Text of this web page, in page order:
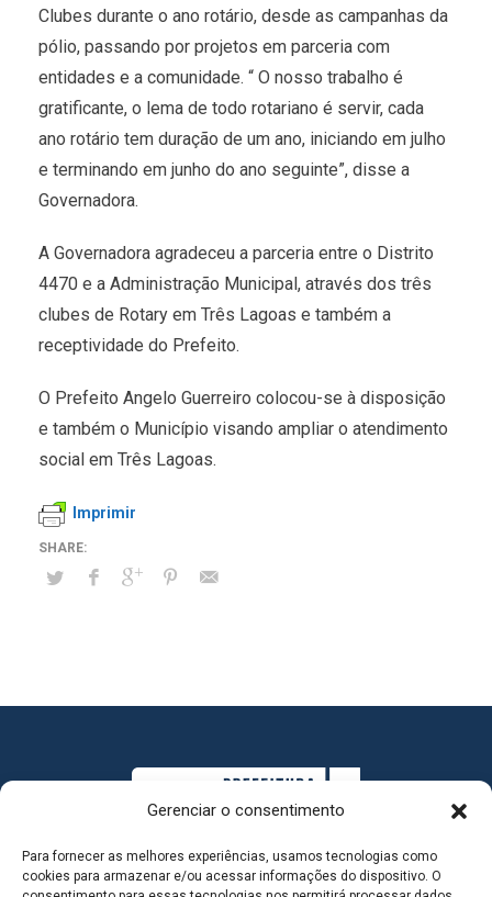
Gerenciar o consentimento
Para fornecer as melhores experiências, usamos tecnologias como
cookies para armazenar e/ou acessar informações do dispositivo. O
Clubes durante o ano rotário, desde as campanhas da
pólio, passando por projetos em parceria com
entidades e a comunidade. “ O nosso trabalho é
gratificante, o lema de todo rotariano é servir, cada
ano rotário tem duração de um ano, iniciando em julho
e terminando em junho do ano seguinte”, disse a
Governadora.
A Governadora agradeceu a parceria entre o Distrito
4470 e a Administração Municipal, através dos três
clubes de Rotary em Três Lagoas e também a
receptividade do Prefeito.
O Prefeito Angelo Guerreiro colocou-se à disposição
e também o Município visando ampliar o atendimento
social em Três Lagoas.
Imprimir